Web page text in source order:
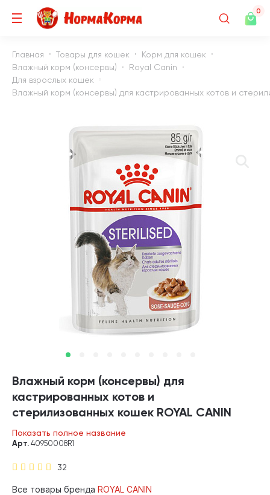
0
Главная Товары для кошек
Корм для кошек
Влажный корм (консервы)
Royal Canin
Для взрослых кошек
Влажный корм (консервы) для кастрированных котов и
Влажный корм (консервы) для
кастрированных котов и
стерилизованных кошек ROYAL CANIN
STERILISED в соусе пауч (85 гр)
Показать полное название
32
Арт. 40950008R1
Все товары бренда ROYAL CANIN